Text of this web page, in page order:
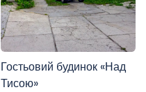
Гостьовий будинок «Над
Тисою»